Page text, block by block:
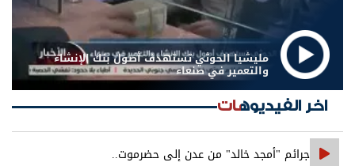
مليشيا الحوثي تستهدف أصول بنك الإنشاء
والتعمير في صنعاء
اخر الفيديوهات
جرائم "أمجد خالد" من عدن إلى حضرموت..